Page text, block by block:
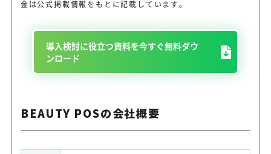
金は公式掲載情報をもとに記載しています。
導入検討に役立つ資料を今すぐ無料ダウ
ンロード
BEAUTY POSの会社概要